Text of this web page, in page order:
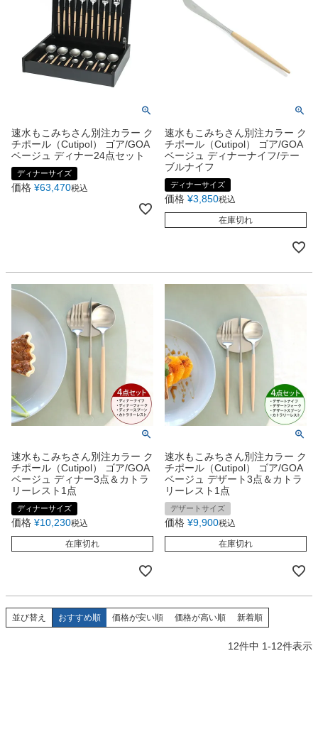
速水もこみちさん別注カラー ク
チポール（Cutipol） ゴア/GOA
ベージュ ディナー24点セット
ディナーサイズ
価格 ¥63,470税込
速水もこみちさん別注カラー ク
チポール（Cutipol） ゴア/GOA
ベージュ ディナーナイフ/テー
ブルナイフ
ディナーサイズ
価格 ¥3,850税込
在庫切れ
速水もこみちさん別注カラー ク
チポール（Cutipol） ゴア/GOA
ベージュ ディナー3点＆カトラ
リーレスト1点
ディナーサイズ
価格 ¥10,230税込
在庫切れ
速水もこみちさん別注カラー ク
チポール（Cutipol） ゴア/GOA
ベージュ デザート3点＆カトラ
リーレスト1点
デザートサイズ
価格 ¥9,900税込
在庫切れ
並び替え おすすめ順 価格が安い順 価格が高い順 新着順
12件中 1-12件表示